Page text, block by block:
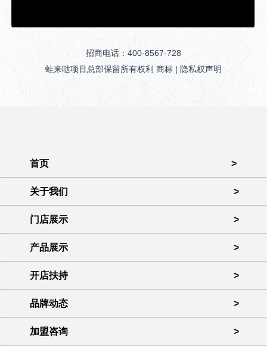
招商电话：400-8567-728
蛙来哒项目总部保留所有权利 商标 | 隐私权声明
首页 >
关于我们 >
门店展示 >
产品展示 >
开店扶持 >
品牌动态 >
加盟咨询 >